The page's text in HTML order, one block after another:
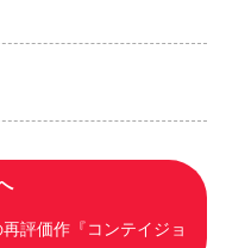
評価作『コンテイジョ